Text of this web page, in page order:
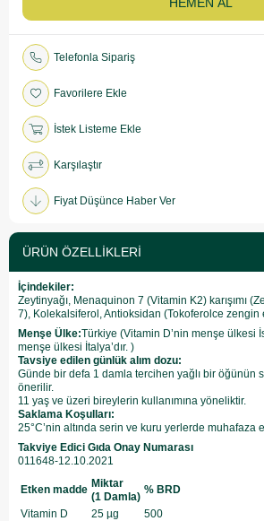
Telefonla Sipariş
Favorilere Ekle
İstek Listeme Ekle
Karşılaştır
Fiyat Düşünce Haber Ver
ÜRÜN ÖZELLIKLERI
İçindekiler:
Zeytinyağı, Menaquinon 7 (Vitamin K2) karışımı
7), Kolekalsiferol, Antioksidan (Tokoferolce zengin
Menşe Ülke:Türkiye (Vitamin D’nin menşe ülkesi
menşe ülkesi İtalya’dır. )
Tavsiye edilen günlük alım dozu:
Günde bir defa 1 damla tercihen yağlı bir öğünün
önerilir.
11 yaş ve üzeri bireylerin kullanımına yöneliktir.
Saklama Koşulları:
25°C’nin altında serin ve kuru yerlerde muhafaza
Takviye Edici Gıda Onay Numarası
011648-12.10.2021
Etken madde Miktar
(1 Damla)
% BRD
Vitamin D
25 µg
500